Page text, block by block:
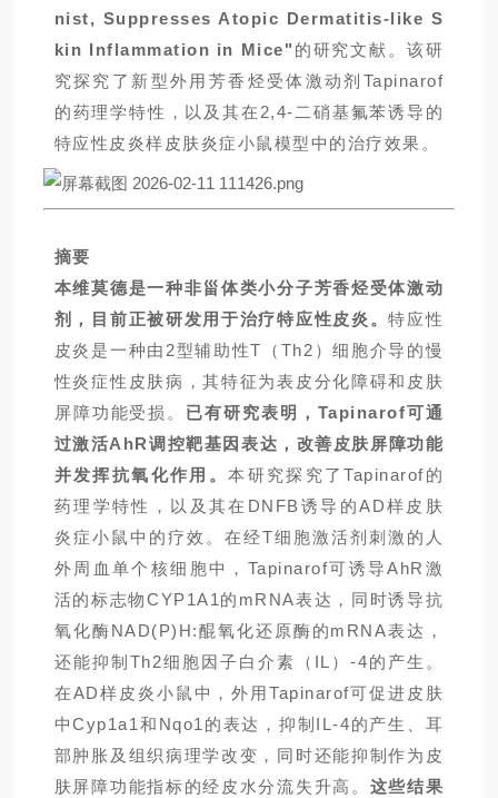
nist, Suppresses Atopic Dermatitis-like S
kin Inflammation in Mice" 的研究文献。该研
究探究了新型外用芳香烃受体激动剂Tapinarof
的药理学特性，以及其在2,4-二硝基氟苯诱导的
特应性皮炎样皮肤炎症小鼠模型中的治疗效果。
摘要
本维莫德是一种非甾体类小分子芳香烃受体激动
剂，目前正被研发用于治疗特应性皮炎。特应性
皮炎是一种由2型辅助性T（Th2）细胞介导的慢
性炎症性皮肤病，其特征为表皮分化障碍和皮肤
屏障功能受损。 已有研究表明，Tapinarof可通
过激活AhR调控靶基因表达，改善皮肤屏障功能
并发挥抗氧化作用。本研究探究了Tapinarof的
药理学特性，以及其在DNFB诱导的AD样皮肤
炎症小鼠中的疗效。在经T细胞激活剂刺激的人
外周血单个核细胞中，Tapinarof可诱导AhR激
活的标志物CYP1A1的mRNA表达，同时诱导抗
氧化酶NAD(P)H:醌氧化还原酶的mRNA表达，
还能抑制Th2细胞因子白介素（IL）-4的产生。
在AD样皮炎小鼠中，外用Tapinarof可促进皮肤
中Cyp1a1和Nqo1的表达，抑制IL-4的产生、耳
部肿胀及组织病理学改变，同时还能抑制作为皮
肤屏障功能指标的经皮水分流失升高。 这些结果